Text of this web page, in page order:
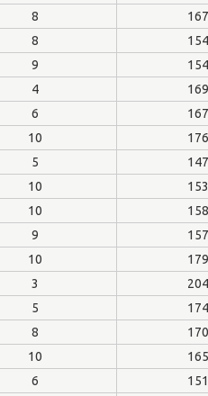
8 167
8 154
9 154
4 169
6 167
10 176
5 147
10 153
10 158
9 157
10 179
3 204
5 174
8 170
10 165
6 151